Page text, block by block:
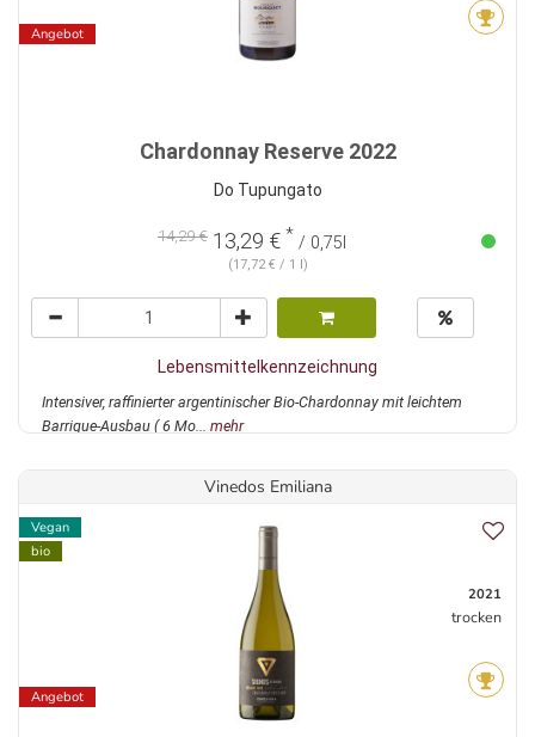
Angebot
Chardonnay Reserve 2022
Do Tupungato
14,29 € 13,29 € * / 0,75l
(17,72 € / 1 l)
Lebensmittelkennzeichnung
Intensiver, raffinierter argentinischer Bio-Chardonnay mit leichtem
Barrique-Ausbau ( 6 Mo... mehr
Vinedos Emiliana
Vegan
bio
Angebot
2021
trocken